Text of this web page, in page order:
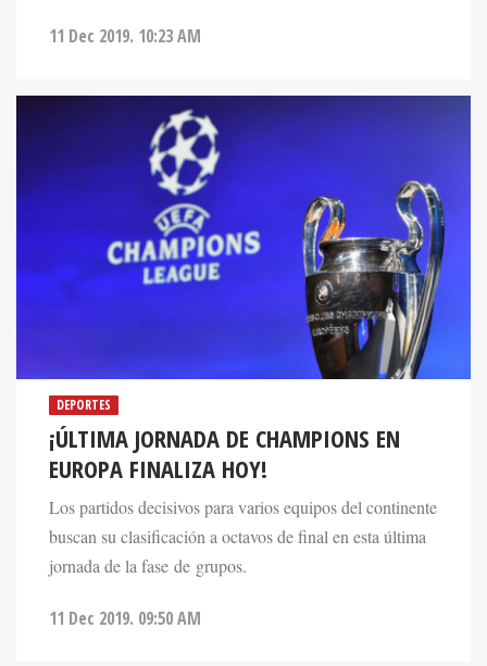
11 Dec 2019. 10:23 AM
DEPORTES
¡ÚLTIMA JORNADA DE CHAMPIONS EN
EUROPA FINALIZA HOY!
Los partidos decisivos para varios equipos del continente
buscan su clasificación a octavos de final en esta última
jornada de la fase de grupos.
11 Dec 2019. 09:50 AM